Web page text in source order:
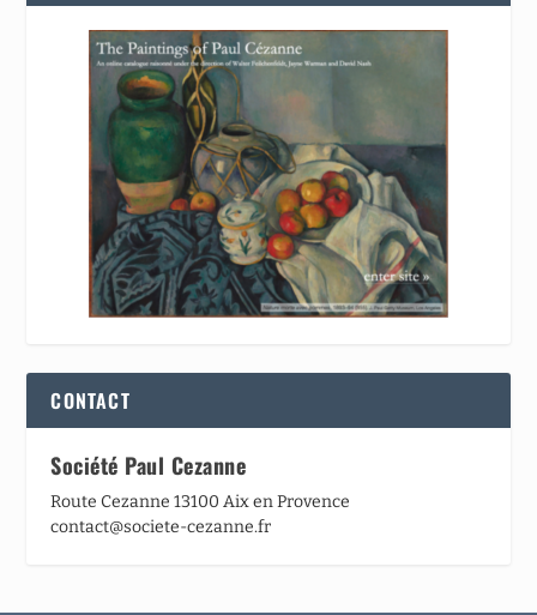
CONTACT
Société Paul Cezanne
Route Cezanne 13100 Aix en Provence
contact@societe-cezanne.fr